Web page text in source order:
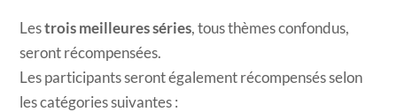
Lestrois meilleures séries, tous thèmes confondus,
seront récompensées.
Les participants seront également récompensés selon
les catégories suivantes :